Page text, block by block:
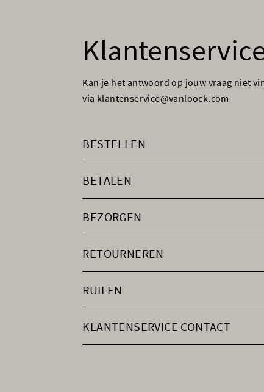
Kan je het antwoord op jouw vraag niet
via klantenservice@vanloock.com
BESTELLEN
BETALEN
BEZORGEN
RETOURNEREN
RUILEN
KLANTENSERVICE CONTACT